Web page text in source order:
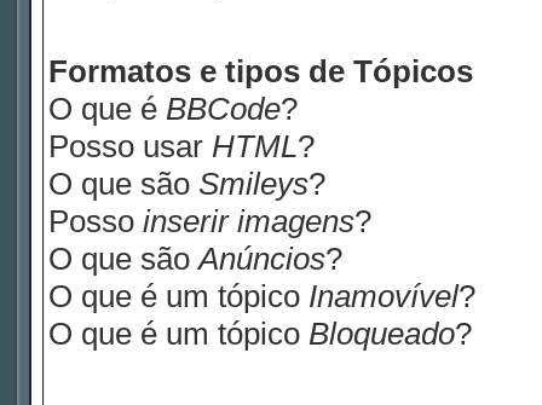
Formatos e tipos de Tópicos
O que é BBCode?
Posso usar HTML?
O que são Smileys?
Posso inserir imagens?
O que sãoAnúncios?
O que é um tópico Inamovível?
O que é um tópico Bloqueado?